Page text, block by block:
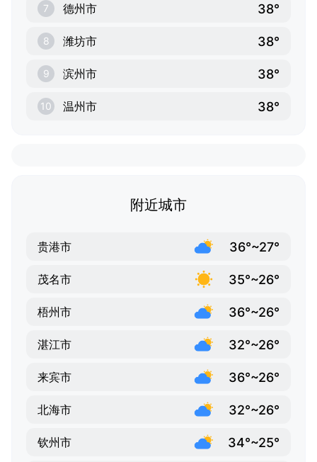
7 德州市 38°
8 潍坊市 38°
9 滨州市 38°
10 温州市 38°
附近城市
贵港市 36°~27°
茂名市 35°~26°
梧州市 36°~26°
湛江市 32°~26°
来宾市 36°~26°
北海市 32°~26°
钦州市 34°~25°